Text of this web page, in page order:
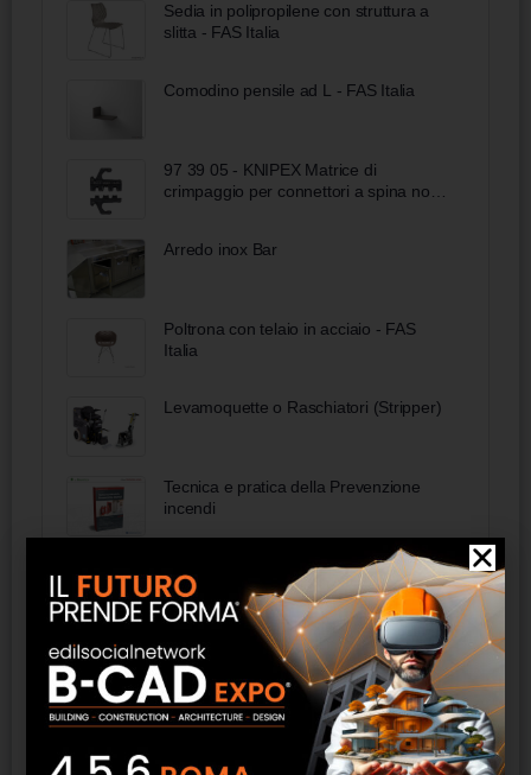
Sedia in polipropilene con struttura a
slitta - FAS Italia
Comodino pensile ad L - FAS Italia
97 39 05 - KNIPEX Matrice di
crimpaggio per connettori a spina non
Arredo inox Bar
Poltrona con telaio in acciaio - FAS
Italia
Levamoquette o Raschiatori (Stripper)
Tecnica e pratica della Prevenzione
incendi
Elenco aziende